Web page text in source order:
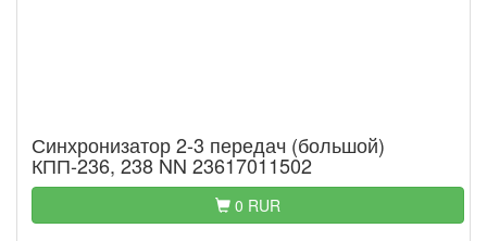
Синхронизатор 2-3 передач (большой)
КПП-236, 238 NN 23617011502
0 RUR